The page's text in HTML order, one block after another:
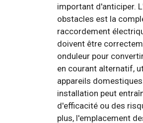
important d'anticiper.
obstacles est la
raccordement
doivent être
onduleur pour
en courant alternatif,
appareils
installation peut
d'efficacité ou des
plus, l'emplacement